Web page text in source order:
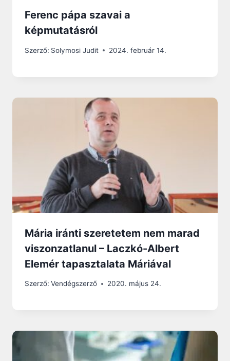
Ferenc pápa szavai a
képmutatásról
Szerző: Solymosi Judit 2024. február 14.
Mária iránti szeretetem nem marad
viszonzatlanul – Laczkó-Albert
Elemér tapasztalata Máriával
Szerző: Vendégszerző 2020. május 24.